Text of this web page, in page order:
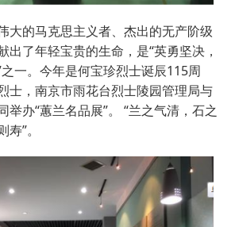
大的马克思主义者、杰出的无产阶级
出了年轻宝贵的生命，是“英勇坚决，
一。今年是何宝珍烈士诞辰115周
士，南京市雨花台烈士陵园管理局与
举办“蕙兰名品展”。 “兰之气清，石之
”。